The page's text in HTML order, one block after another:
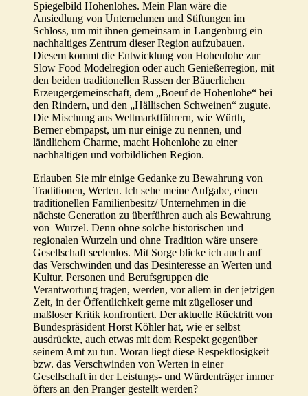
Spiegelbild Hohenlohes. Mein Plan wäre die
Ansiedlung von Unternehmen und Stiftungen im
Schloss, um mit ihnen gemeinsam in Langenburg ein
nachhaltiges Zentrum dieser Region aufzubauen.
Diesem kommt die Entwicklung von Hohenlohe zur
Slow Food Modelregion oder auch Genießerregion, mit
den beiden traditionellen Rassen der Bäuerlichen
Erzeugergemeinschaft, dem „Boeuf de Hohenlohe“ bei
den Rindern, und den „Hällischen Schweinen“ zugute.
Die Mischung aus Weltmarktführern, wie Würth,
Berner ebmpapst, um nur einige zu nennen, und
ländlichem Charme, macht Hohenlohe zu einer
nachhaltigen und vorbildlichen Region.
Erlauben Sie mir einige Gedanke zu Bewahrung von
Traditionen, Werten. Ich sehe meine Aufgabe, einen
traditionellen Familienbesitz/ Unternehmen in die
nächste Generation zu überführen auch als Bewahrung
von Wurzel. Denn ohne solche historischen und
regionalen Wurzeln und ohne Tradition wäre unsere
Gesellschaft seelenlos. Mit Sorge blicke ich auch auf
das Verschwinden und das Desinteresse an Werten und
Kultur. Personen und Berufsgruppen die
Verantwortung tragen, werden, vor allem in der jetzigen
Zeit, in der Öffentlichkeit gerne mit zügelloser und
maßloser Kritik konfrontiert. Der aktuelle Rücktritt von
Bundespräsident Horst Köhler hat, wie er selbst
ausdrückte, auch etwas mit dem Respekt gegenüber
seinem Amt zu tun. Woran liegt diese Respektlosigkeit
bzw. das Verschwinden von Werten in einer
Gesellschaft in der Leistungs- und Würdenträger immer
öfters an den Pranger gestellt werden?